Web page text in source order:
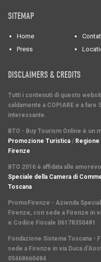
SITEMAP
Home
Press
DISCLAIMERS & CREDITS
Tutti i contenuti di questo
caldamente a COPIARE e a
interessante.
BTO - Buy Tourism Online è un
Promozione Turistica / Regione
Firenze
BTO 2016 è affidata alle
Speciale della Camera di
Toscana
PromoFirenze - Azienda
Firenze, con sede a Firenze in
e Codice Fiscale 06178350481
Fondazione Sistema Toscana -
sede a Firenze in via Duca
05468660484